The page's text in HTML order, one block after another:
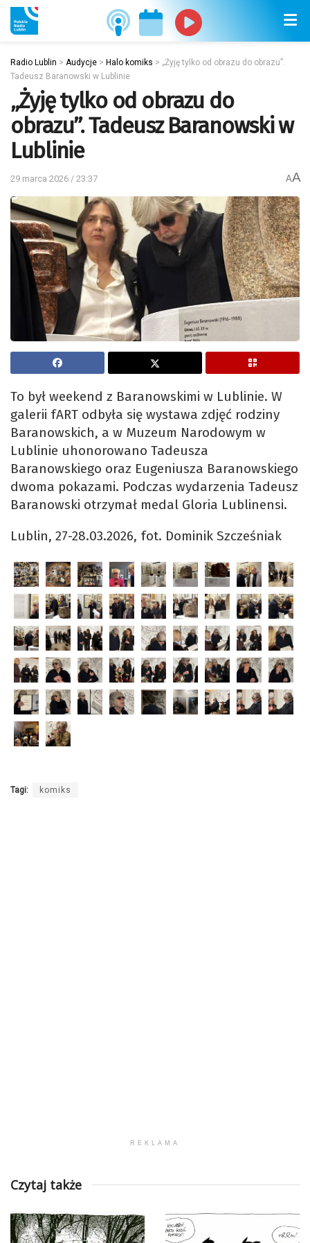
Radio Lublin > Audycje > Halo komiks > „Żyję tylko od obrazu do obrazu”.
Tadeusz Baranowski w Lublinie
„Żyję tylko od obrazu do
obrazu”. Tadeusz Baranowski w
Lublinie
29 marca 2026 / 23:37 AA
To był weekend z Baranowskimi w Lublinie. W
galerii fART odbyła się wystawa zdjęć rodziny
Baranowskich, a w Muzeum Narodowym w
Lublinie uhonorowano Tadeusza
Baranowskiego oraz Eugeniusza Baranowskiego
dwoma pokazami. Podczas wydarzenia Tadeusz
Baranowski otrzymał medal Gloria Lublinensi.
Lublin, 27-28.03.2026, fot. Dominik Szcześniak
Tagi: komiks
REKLAMA
Czytaj także